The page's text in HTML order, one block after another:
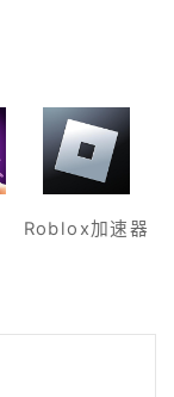
Roblox加速器